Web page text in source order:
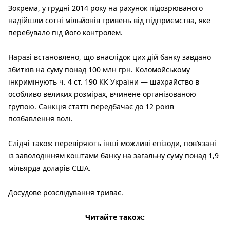
Зокрема, у грудні 2014 року на рахунок підозрюваного
надійшли сотні мільйонів гривень від підприємства, яке
перебувало під його контролем.
Наразі встановлено, що внаслідок цих дій банку завдано
збитків на суму понад 100 млн грн. Коломойському
інкримінують ч. 4 ст. 190 КК України — шахрайство в
особливо великих розмірах, вчинене організованою
групою. Санкція статті передбачає до 12 років
позбавлення волі.
Слідчі також перевіряють інші можливі епізоди, пов’язані
із заволодінням коштами банку на загальну суму понад 1,9
мільярда доларів США.
Досудове розслідування триває.
Читайте також: